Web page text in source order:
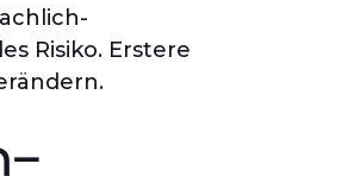
Risiko. Erstere